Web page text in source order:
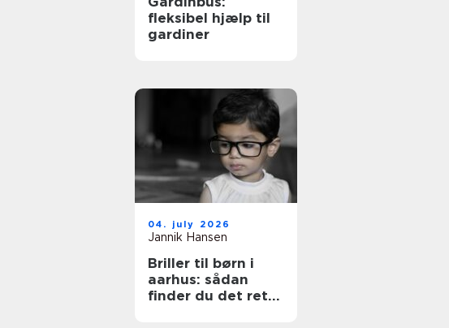
fleksibel hjælp til
gardiner
04. july 2026
Jannik Hansen
Briller til børn i
aarhus: sådan
finder du det rette